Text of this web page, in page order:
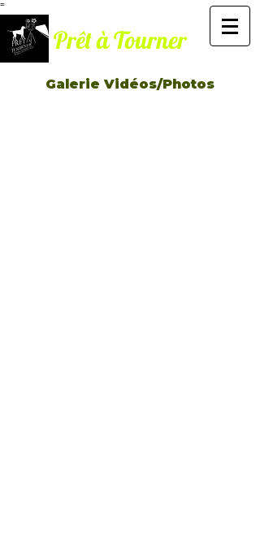
=
Prêt à Tourner
Galerie Vidéos/Photos